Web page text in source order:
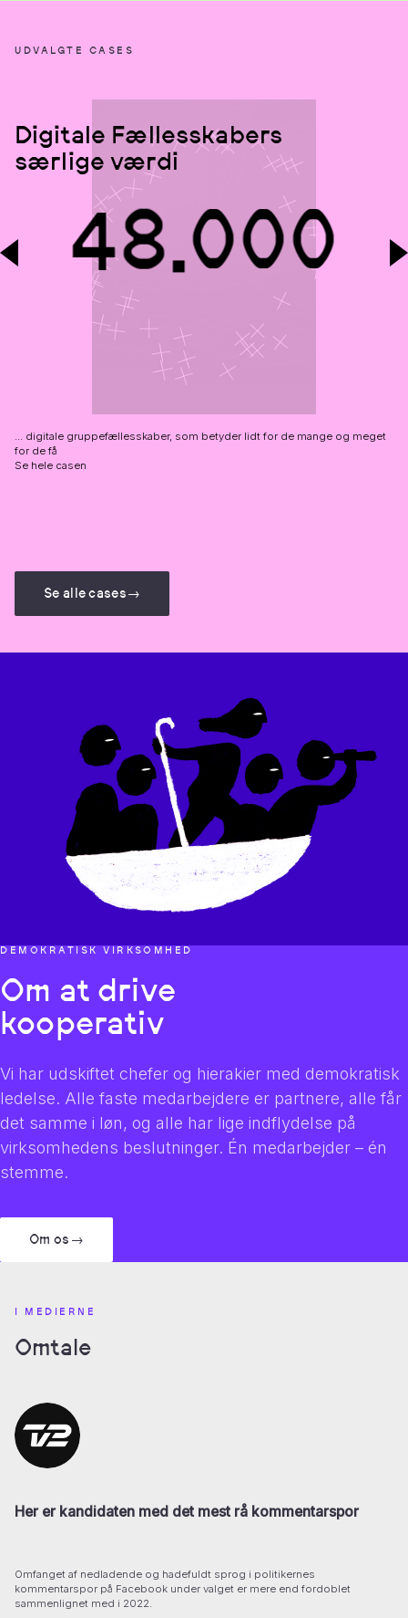
UDVALGTE CASES
Digitale Fællesskabers
særlige værdi
2
3
4
6
7
8.
2
1
0
2
1
0
2
1
0
... digitale gruppefællesskaber, som betyder lidt for de mange og meget
for de få
Se hele casen
Se alle cases→
DEMOKRATISK VIRKSOMHED
Om at drive
kooperativ
Vi har udskiftet chefer og hierakier med demokratisk
ledelse. Alle faste medarbejdere er partnere, alle får
det samme i løn, og alle har lige indflydelse på
virksomhedens beslutninger. Én medarbejder – én
stemme.
Om os →
I MEDIERNE
Omtale
Her er kandidaten med det mest rå kommentarspor
Omfanget af nedladende og hadefuldt sprog i politikernes
kommentarspor på Facebook under valget er mere end fordoblet
sammenlignet med i 2022.